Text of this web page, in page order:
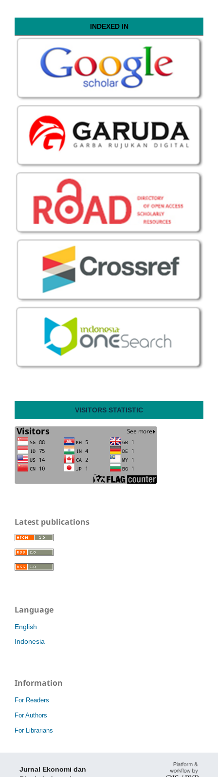
INDEXED IN
VISITORS STATISTIC
Latest publications
Language
English
Indonesia
Information
For Readers
For Authors
For Librarians
Jurnal Ekonomi dan